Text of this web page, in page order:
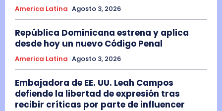
America Latina Agosto 3, 2026
República Dominicana estrena y aplica
desde hoy un nuevo Código Penal
America Latina Agosto 3, 2026
Embajadora de EE. UU. Leah Campos
defiende la libertad de expresión tras
recibir críticas por parte de influencer